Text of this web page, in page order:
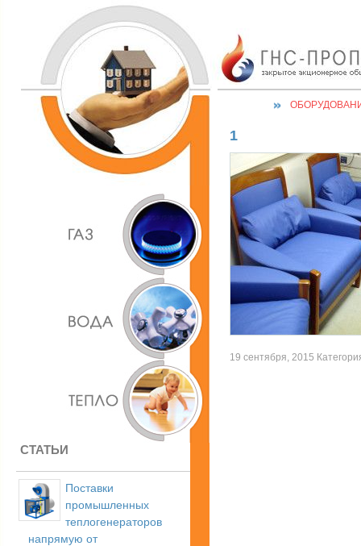
СТАТЬИ
Поставки
промышленных
теплогенераторов
напрямую от
1
19 сентября, 2015